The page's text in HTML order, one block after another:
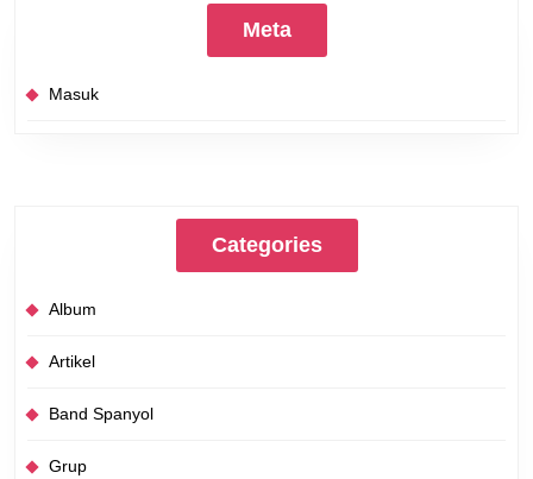
Meta
Masuk
Categories
Album
Artikel
Band Spanyol
Grup